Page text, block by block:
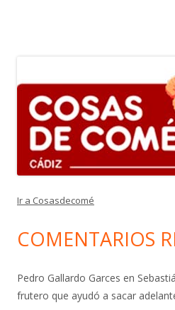
Ir a Cosasdecomé
COMENTARIOS
Pedro Gallardo Garces en
frutero que ayudó a sacar